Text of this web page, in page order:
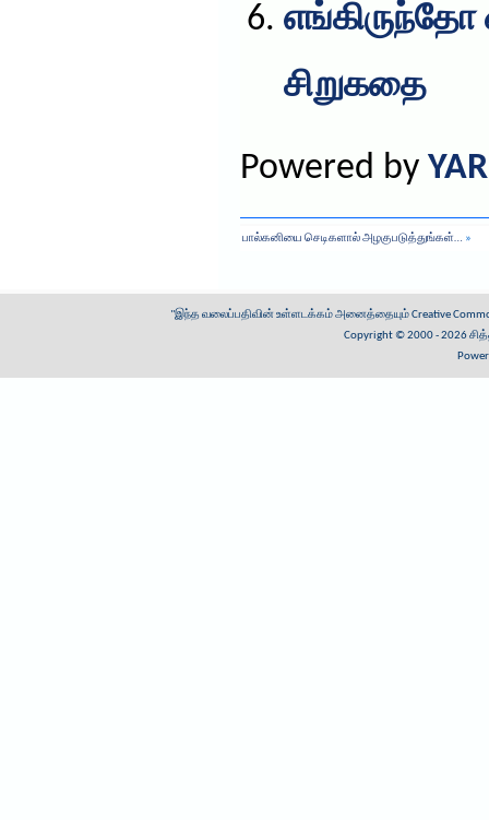
எங்கிருந்தோ
சிறுகதை
Powered by
பால்கனியை செடிகளால் அழகுபடுத்துங்கள்… »
"இந்த வலைப்பதிவின் உள்ளடக்கம் அனைத்தையும்Creative
Copyright © 2000 - 2026